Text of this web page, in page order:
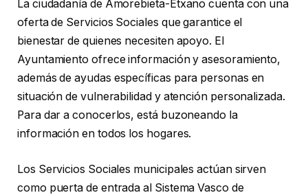
La ciudadanía de Amorebieta-Etxano cuenta con una
oferta de Servicios Sociales que garantice el
bienestar de quienes necesiten apoyo. El
Ayuntamiento ofrece información y asesoramiento,
además de ayudas específicas para personas en
situación de vulnerabilidad y atención personalizada.
Para dar a conocerlos, está buzoneando la
información en todos los hogares.
Los Servicios Sociales municipales actúan sirven
como puerta de entrada al Sistema Vasco de